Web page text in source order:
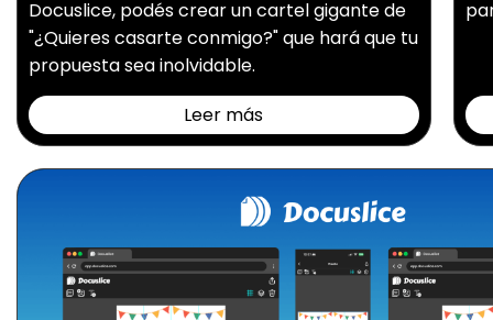
Docuslice, podés crear un cartel gigante de
"¿Quieres casarte conmigo?" que hará que tu
propuesta sea inolvidable.
Leer más